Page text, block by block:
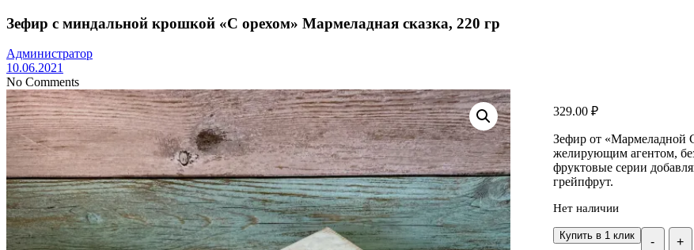
Зефир с миндальной крошкой «С орехом» Мармеладная сказка, 220 гр
Администратор
10.06.2021
No Comments
329.00 ₽
Зефир от «Мармеладной
желирующим агентом,
фруктовые серии
грейпфрут.
Нет наличии
- +
Купить в 1 клик